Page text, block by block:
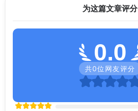
为这篇文章评分
0.0
共0位网友评分